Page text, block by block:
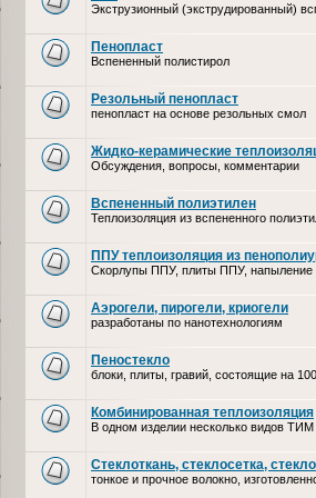
Экструзионный (экструдированный)
Пенопласт
Вспененный полистирол
Резольный пенопласт
пенопласт на основе резольных смол
Жидко-керамические
Обсуждения, вопросы, комментарии
Вспененный полиэтилен
Теплоизоляция из вспененного
ППУ теплоизоляция из
Скорлупы ППУ, плиты ППУ,
Аэрогели, пирогели, криогели
разработаны по нанотехнологиям
Пеностекло
блоки, плиты, гравий, состоящие на
Комбинированная теплоизоляция
В одном изделии несколько видов ТИМ
Стеклоткань, стеклосетка,
тонкое и прочное волокно,